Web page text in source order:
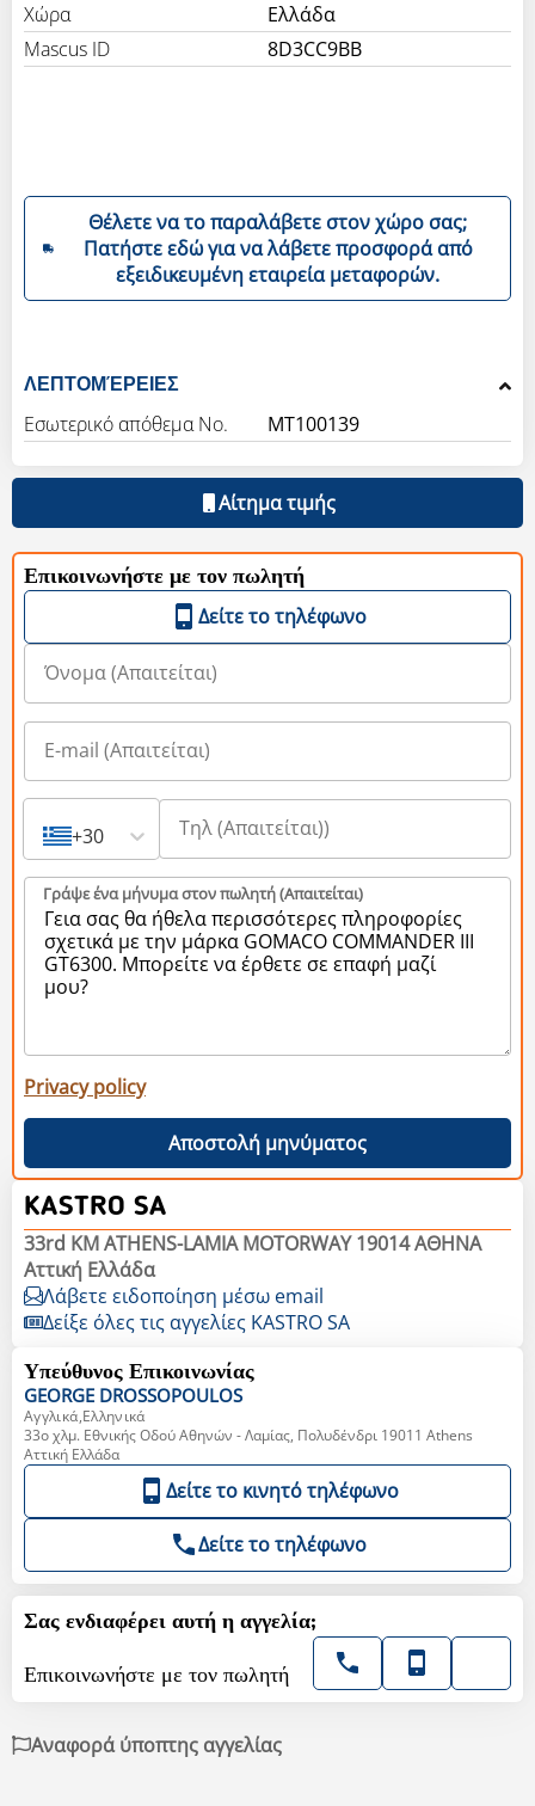
Χώρα
Ελλάδα
Mascus ID
8D3CC9BB
Θέλετε να το παραλάβετε στον χώρο σας;
Πατήστε εδώ για να λάβετε προσφορά από
εξειδικευμένη εταιρεία μεταφορών.
ΛΕΠΤΟΜΈΡΕΙΕΣ
Εσωτερικό απόθεμα Νο. MT100139
Αίτημα τιμής
Επικοινωνήστε με τον πωλητή
Δείτε το τηλέφωνο
+30
Γράψε ένα μήνυμα στον πωλητή (Aπαιτείται)
Privacy policy
Αποστολή μηνύματος
KASTRO SA
33rd KM ATHENS-LAMIA MOTORWAY 19014 ΑΘΗΝΑ
Αττική Ελλάδα
Λάβετε ειδοποίηση μέσω email
Δείξε όλες τις αγγελίες KASTRO SA
Υπεύθυνος Επικοινωνίας
GEORGE DROSSOPOULOS
Αγγλικά,Ελληνικά
33ο χλμ. Εθνικής Οδού Αθηνών - Λαμίας, Πολυδένδρι 19011 Athens
Αττική Ελλάδα
Δείτε το κινητό τηλέφωνο
Δείτε το τηλέφωνο
Σας ενδιαφέρει αυτή η αγγελία;
Επικοινωνήστε με τον πωλητή
Αναφορά ύποπτης αγγελίας